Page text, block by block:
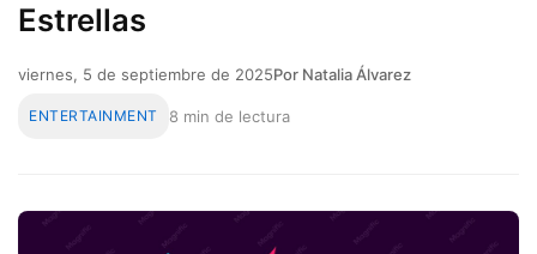
Estrellas
viernes, 5 de septiembre de 2025Por Natalia Álvarez
ENTERTAINMENT 8 min de lectura